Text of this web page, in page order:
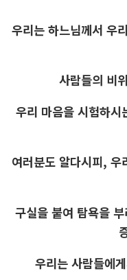
우리는 하느님께서 우
사람들의 비
우리 마음을 시험하시
여러분도 알다시피,
구실을 붙여 탐욕을
우리는 사람들에